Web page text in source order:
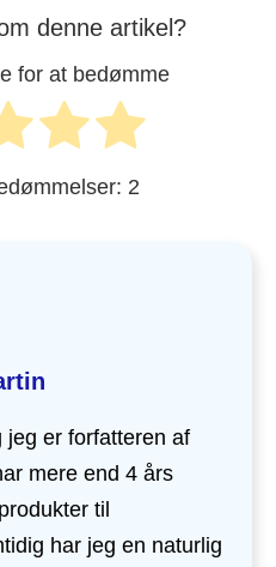
denne artikel?
for at bedømme
2
jeg er forfatteren af
mere end 4 års
til
har jeg en naturlig